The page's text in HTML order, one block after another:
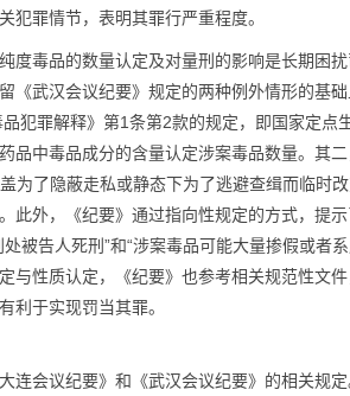
犯罪情节，表明其罪行严重程度。
度毒品的数量认定及对量刑的影响是长期困
《武汉会议纪要》规定的两种例外情形的基
犯罪解释》第1条第2款的规定，即国家定点
品中毒品成分的含量认定涉案毒品数量。其
为了隐蔽走私或静态下为了逃避查缉而临时
此外，《纪要》通过指向性规定的方式，提
被告人死刑”和“涉案毒品可能大量掺假或者
与性质认定，《纪要》也参考相关规范性文
利于实现罚当其罪。
连会议纪要》和《武汉会议纪要》的相关规定